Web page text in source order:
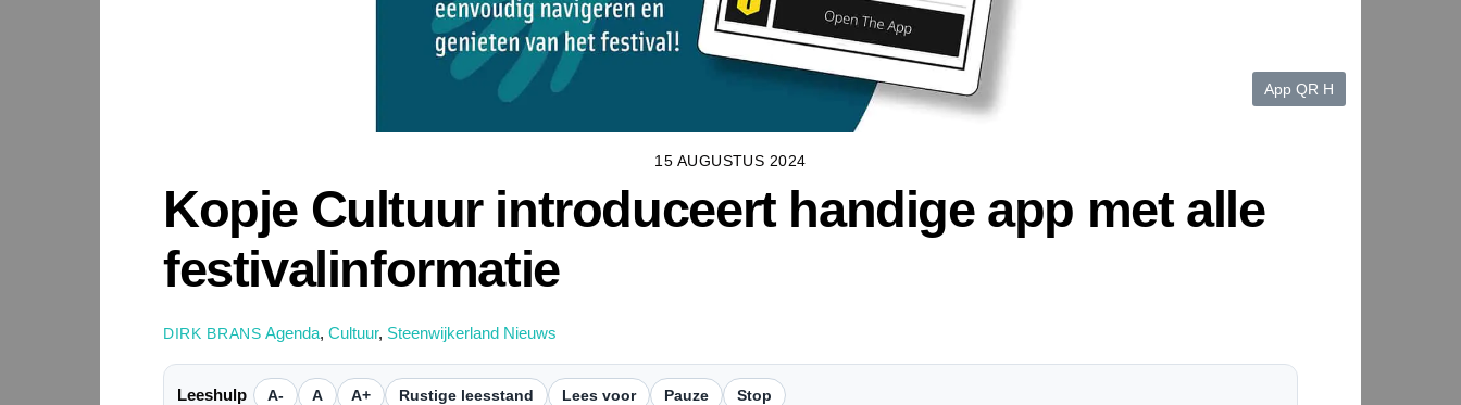
App QR H
15 AUGUSTUS 2024
Kopje Cultuur introduceert handige app met alle
festivalinformatie
DIRK BRANS Agenda, Cultuur, Steenwijkerland Nieuws
Leeshulp A- A A+ Rustige leesstand Lees voor Pauze Stop